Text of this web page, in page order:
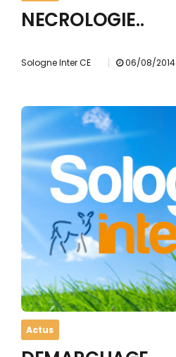
NECROLOGIE..
Sologne Inter CE | 06/08/2014
Actus